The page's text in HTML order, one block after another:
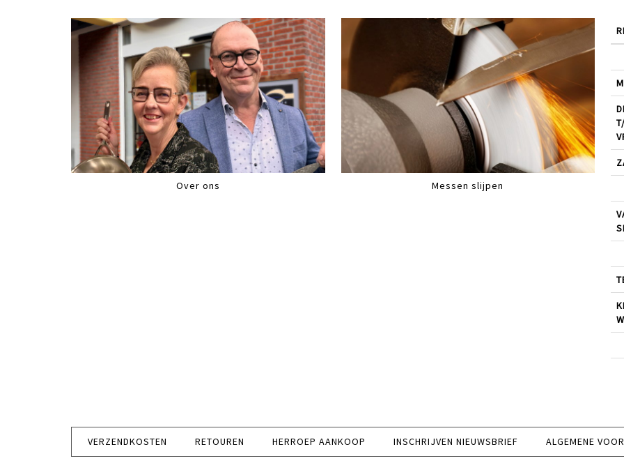
Over ons Messen slijpen
VERZENDKOSTEN RETOUREN HERROEP AANKOOP INSCHRIJVEN NIEUWSBRIEF ALGEMENE